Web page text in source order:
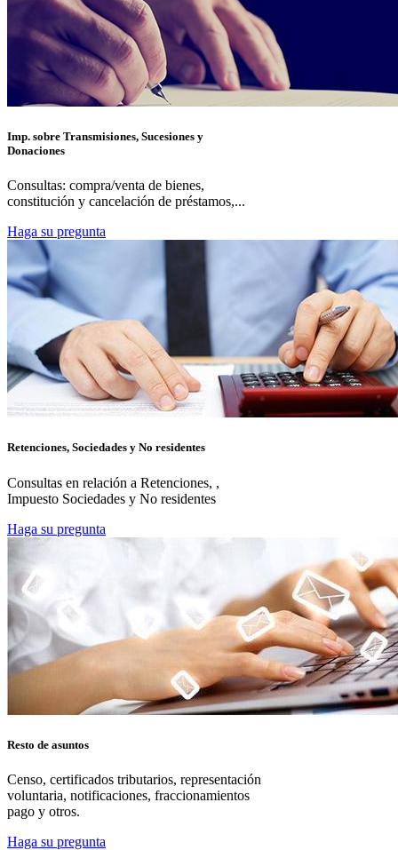
Imp. sobre Transmisiones, Sucesiones y
Donaciones
Consultas: compra/venta de bienes,
constitución y cancelación de préstamos,...
Haga su pregunta
Retenciones, Sociedades y No residentes
Consultas en relación a Retenciones, ,
Impuesto Sociedades y No residentes
Haga su pregunta
Resto de asuntos
Censo, certificados tributarios, representación
voluntaria, notificaciones, fraccionamientos
pago y otros.
Haga su pregunta